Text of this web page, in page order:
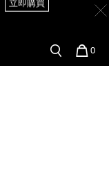
立即購買
您
0